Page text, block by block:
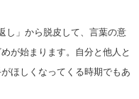
し」から脱皮して、言葉の意
が始まります。自分と他人と
ほしくなってくる時期でもあ